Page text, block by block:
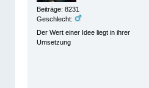
Beiträge: 8231
Geschlecht:
Der Wert einer Idee liegt in ihrer
Umsetzung